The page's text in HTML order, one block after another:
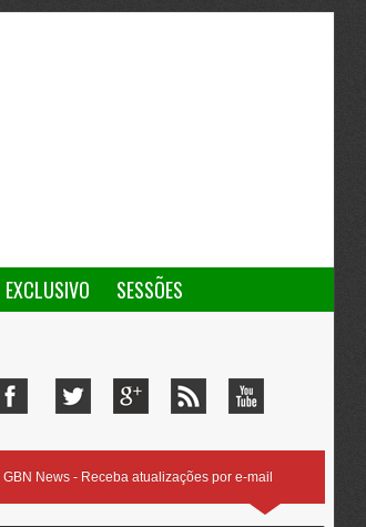
EXCLUSIVO
SESSÕES
GBN News - Receba atualizações por e-mail